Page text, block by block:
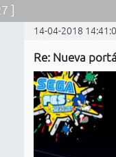
]
14-04-2018
Re: Nueva